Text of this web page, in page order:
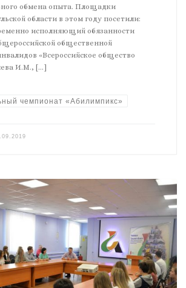
обмена опыта. Площадки
области в этом году посетили:
исполняющий обязанности
общественной
«Всероссийское общество
И.М., […]
чемпионат «Абилимпикс»